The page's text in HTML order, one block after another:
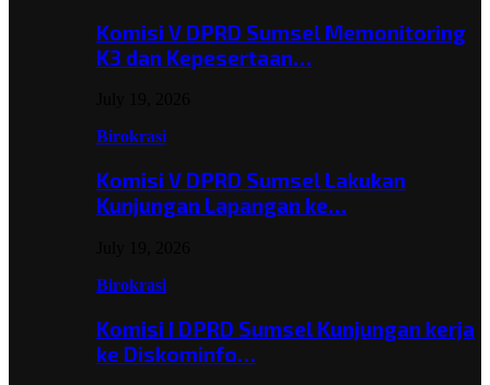
Komisi V DPRD Sumsel Memonitoring
K3 dan Kepesertaan…
Birokrasi
Komisi V DPRD Sumsel Lakukan
Kunjungan Lapangan ke…
Birokrasi
Komisi I DPRD Sumsel Kunjungan kerja
ke Diskominfo…